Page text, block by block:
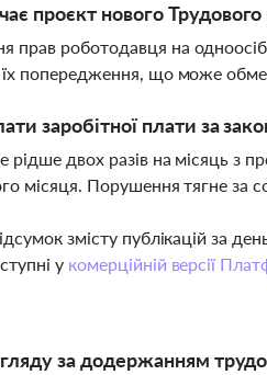
проєкт нового
прав роботодавця на
їх попередження, що може
заробітної плати за
рідше двох разів на місяць з
місяця. Порушення тягне за
змісту публікацій за
у комерційній версії
за додержанням